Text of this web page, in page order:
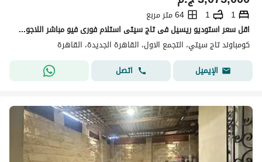
1
1
64 متر مربع
اقل سعر استوديو ريسيل فى تاج سيتى استلام فورى فيو مباشر اللاجون اللاند سكيب التجمع الخامس القاهرة الجديدة
كومباوند تاج سيتي، التجمع الاول، القاهرة الجديدة، القاهرة
الإيميل
اتصل